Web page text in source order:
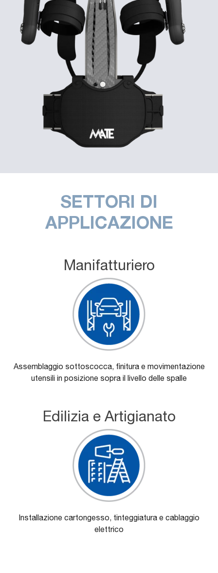
SETTORI DI
APPLICAZIONE
Manifatturiero
Assemblaggio sottoscocca, finitura e movimentazione
utensili in posizione sopra il livello delle spalle
Edilizia e Artigianato
Installazione cartongesso, tinteggiatura e cablaggio
elettrico